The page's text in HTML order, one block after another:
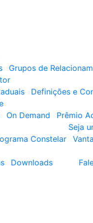
Grupos de
Definições e
On Demand Prêmio
Seja
Constelar
Downloads